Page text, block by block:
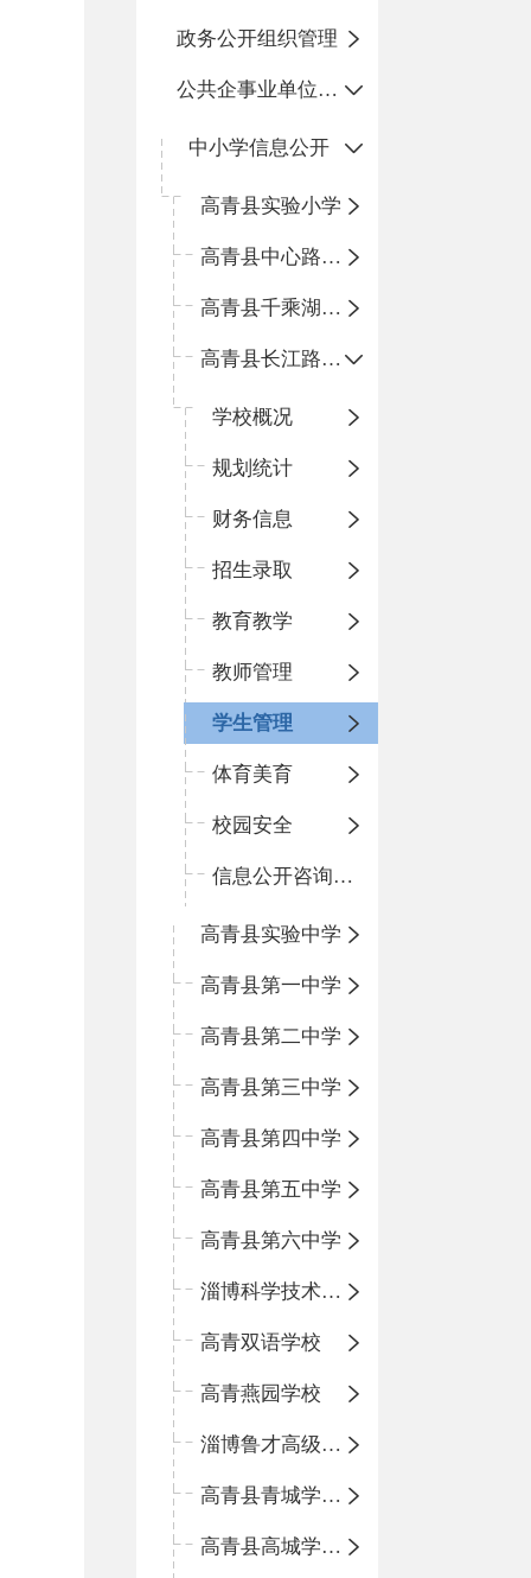
政务公开组织管理
公共企事业单位信息公开
中小学信息公开
高青县实验小学
高青县中心路小学
高青县千乘湖小学
高青县长江路小学
学校概况
规划统计
财务信息
招生录取
教育教学
教师管理
学生管理
体育美育
校园安全
信息公开咨询指南
高青县实验中学
高青县第一中学
高青县第二中学
高青县第三中学
高青县第四中学
高青县第五中学
高青县第六中学
淄博科学技术学校
高青双语学校
高青燕园学校
淄博鲁才高级中学
高青县青城学区中心小学
高青县高城学区中心小学